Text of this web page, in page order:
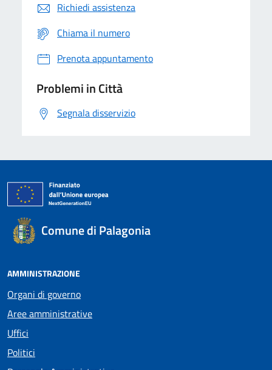
Richiedi assistenza
Chiama il numero
Prenota appuntamento
Problemi in Città
Segnala disservizio
Comune di Palagonia
AMMINISTRAZIONE
Organi di governo
Aree amministrative
Uffici
Politici